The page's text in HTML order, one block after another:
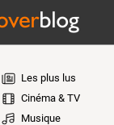
Les plus lus
Cinéma & TV
Musique